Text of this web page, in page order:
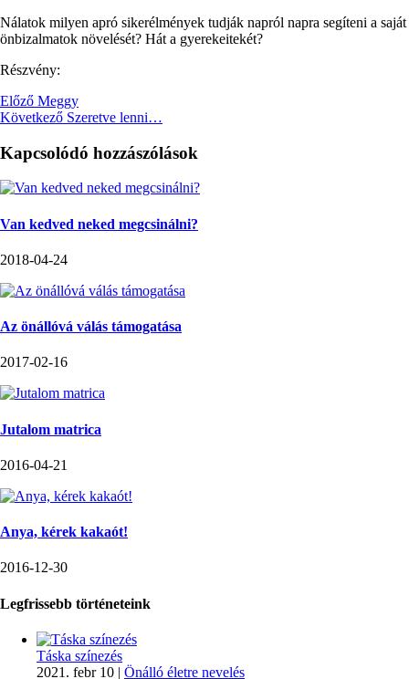
Nálatok milyen apró sikerélmények tudják napról napra segíteni a saját
önbizalmatok növelését? Hát a gyerekeitekét?
Részvény:
Előző Meggy
Következő Szeretve lenni…
Kapcsolódó hozzászólások
Van kedved neked megcsinálni?
2018-04-24
Az önállóvá válás támogatása
2017-02-16
Jutalom matrica
2016-04-21
Anya, kérek kakaót!
2016-12-30
Legfrissebb történeteink
Táska színezés
2021. febr 10 | Önálló életre nevelés